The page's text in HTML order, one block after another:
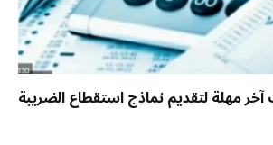
آخر مهلة لتقديم نماذج استقطاع الضريبة